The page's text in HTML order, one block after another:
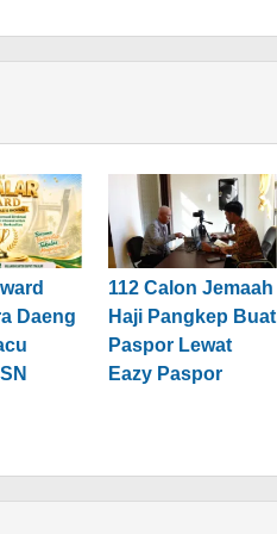
Daeng
112 Calon Jemaah
Haji Pangkep Buat
Paspor Lewat
Eazy Paspor